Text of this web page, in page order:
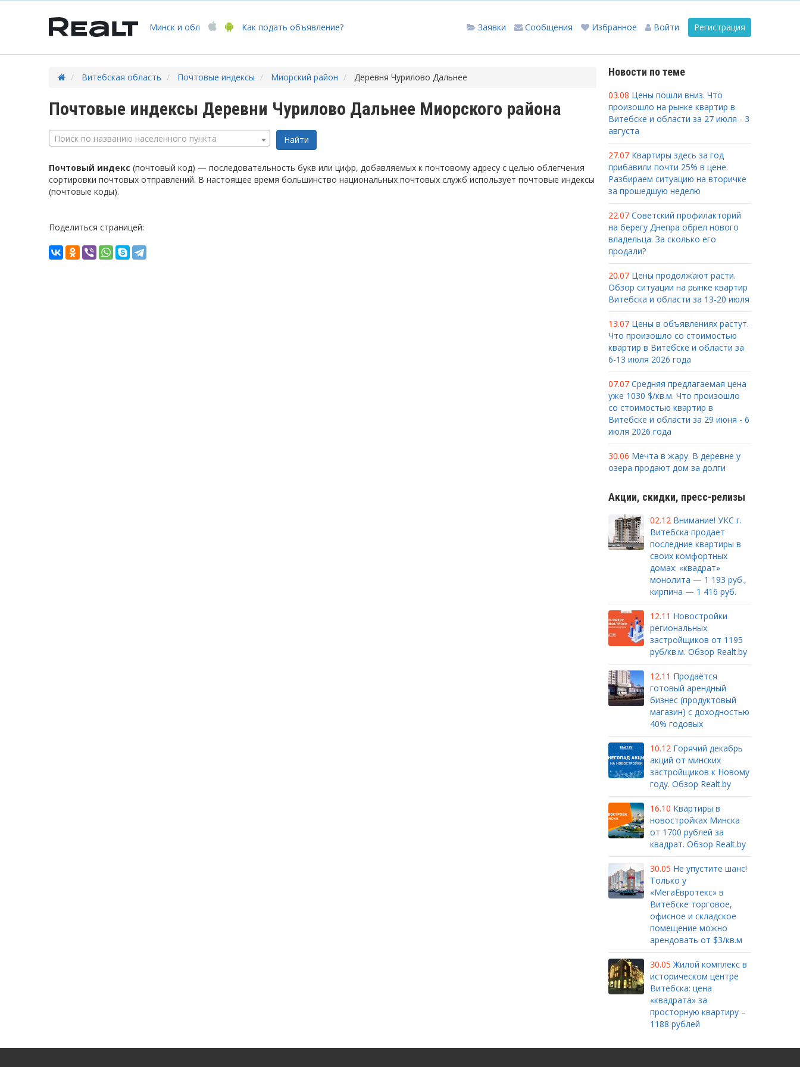
Минск и обл Как подать объявление? Регистрация
Войти
Избранное
Сообщения
Заявки
Витебская область Почтовые индексы Миорский район Деревня Чурилово Дальнее
Почтовые индексы Деревни Чурилово Дальнее Миорского района
Поиск по названию населенного пункта
Почтовый индекс (почтовый код) — последовательность букв или цифр, добавляемых к почтовому адресу с целью облегчения
сортировки почтовых отправлений. В настоящее время большинство национальных почтовых служб использует почтовые индексы
(почтовые коды).
Поделиться страницей:
Новости по теме
03.08 Цены пошли вниз. Что
произошло на рынке квартир в
Витебске и области за 27 июля - 3
августа
27.07 Квартиры здесь за год
прибавили почти 25% в цене.
Разбираем ситуацию на вторичке
за прошедшую неделю
22.07 Советский профилакторий
на берегу Днепра обрел нового
владельца. За сколько его
продали?
20.07 Цены продолжают расти.
Обзор ситуации на рынке квартир
Витебска и области за 13-20 июля
13.07 Цены в объявлениях растут.
Что произошло со стоимостью
квартир в Витебске и области за
6-13 июля 2026 года
07.07 Средняя предлагаемая цена
уже 1030 $/кв.м. Что произошло
со стоимостью квартир в
Витебске и области за 29 июня - 6
июля 2026 года
30.06 Мечта в жару. В деревне у
озера продают дом за долги
Акции, скидки, пресс-релизы
02.12 Внимание! УКС г.
Витебска продает
последние квартиры в
своих комфортных
домах: «квадрат»
монолита — 1 193 руб.,
кирпича — 1 416 руб.
12.11 Новостройки
региональных
застройщиков от 1195
руб/кв.м. Обзор Realt.by
12.11 Продаётся
готовый арендный
бизнес (продуктовый
магазин) с доходностью
40% годовых
10.12 Горячий декабрь
акций от минских
застройщиков к Новому
году. Обзор Realt.by
16.10 Квартиры в
новостройках Минска
от 1700 рублей за
квадрат. Обзор Realt.by
30.05 Не упустите шанс!
Только у
«МегаЕвротекс» в
Витебске торговое,
офисное и складское
помещение можно
арендовать от $3/кв.м
30.05 Жилой комплекс в
историческом центре
Витебска: цена
«квадрата» за
просторную квартиру –
1188 рублей